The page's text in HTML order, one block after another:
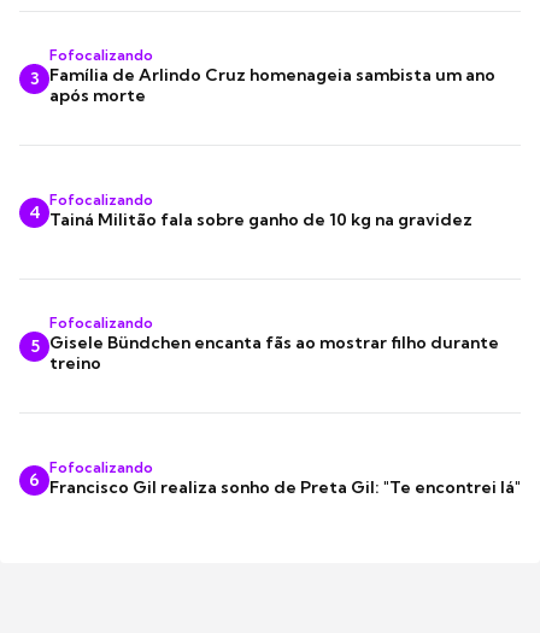
3
Fofocalizando
Família de Arlindo Cruz homenageia sambista um ano
após morte
4
Fofocalizando
Tainá Militão fala sobre ganho de 10 kg na gravidez
5
Fofocalizando
Gisele Bündchen encanta fãs ao mostrar filho durante
treino
6
Fofocalizando
Francisco Gil realiza sonho de Preta Gil: "Te encontrei lá"